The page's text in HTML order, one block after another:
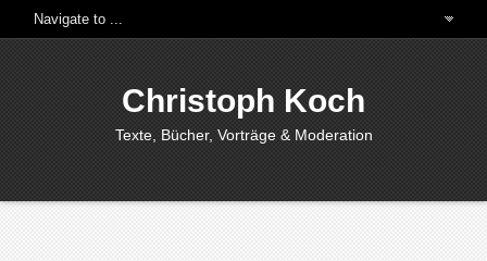
Christoph Koch
Texte, Bücher, Vorträge & Moderation